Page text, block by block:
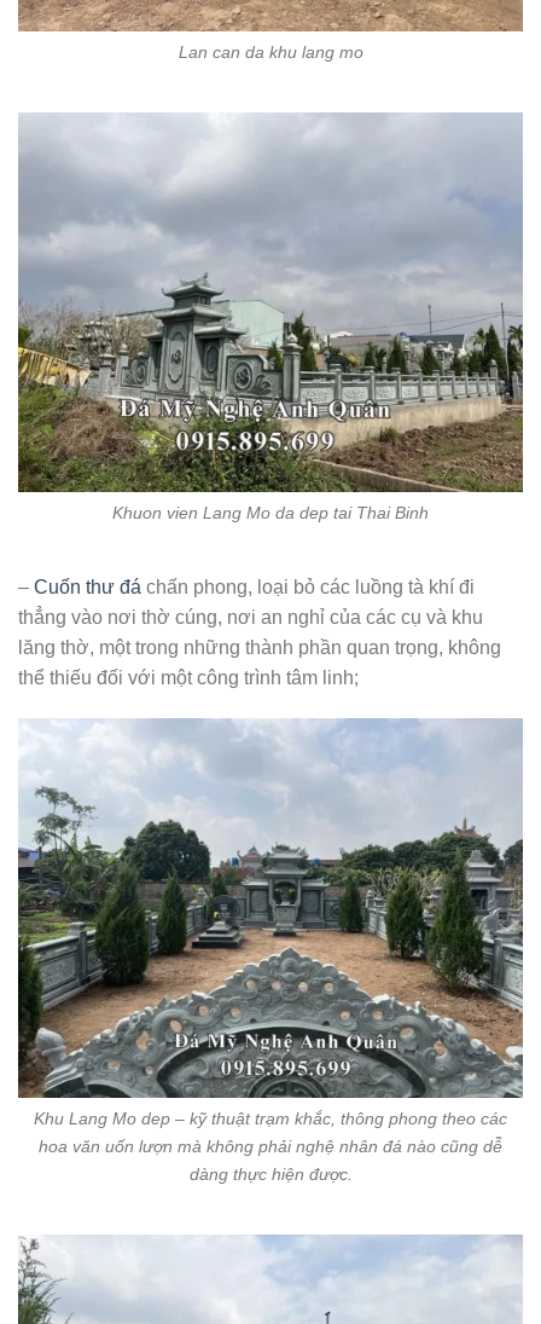
Lan can da khu lang mo
Khuon vien Lang Mo da dep tai Thai Binh
– Cuốn thư đá chấn phong, loại bỏ các luồng tà khí đi
thẳng vào nơi thờ cúng, nơi an nghỉ của các cụ và khu
lăng thờ, một trong những thành phần quan trọng, không
thể thiếu đối với một công trình tâm linh;
Khu Lang Mo dep – kỹ thuật trạm khắc, thông phong theo các
hoa văn uốn lượn mà không phải nghệ nhân đá nào cũng dễ
dàng thực hiện được.